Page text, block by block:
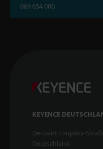
069 654 000
KEYENCE
De-Saint-Exupéry-
Deutschland